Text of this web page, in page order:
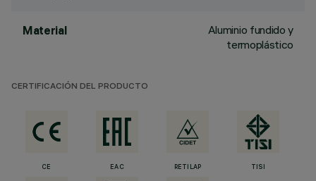
Material
Aluminio fundido y
termoplástico
CERTIFICACIÓN DEL PRODUCTO
CE EAC RETILAP TISI